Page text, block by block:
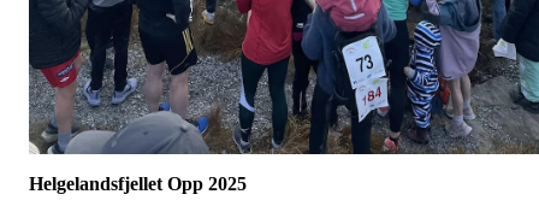
Helgelandsfjellet Opp 2025